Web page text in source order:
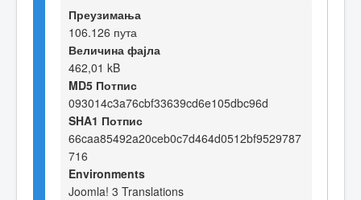
Преузимања
106.126 пута
Величина фајла
462,01 kB
MD5 Потпис
093014c3a76cbf33639cd6e105dbc96d
SHA1 Потпис
66caa85492a20ceb0c7d464d0512bf9529787
716
Environments
Joomla! 3 Translations